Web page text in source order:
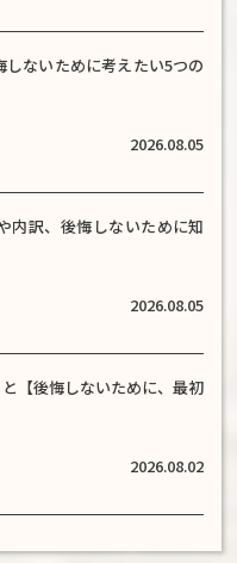
ないために考えたい5つの
2026.08.05
内訳、後悔しないために知
2026.08.05
【後悔しないために、最初
2026.08.02